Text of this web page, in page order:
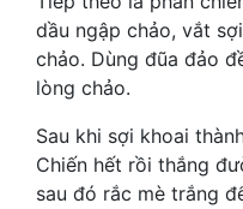
dầu ngập chảo, vắt
chảo. Dùng đũa đảo
lòng chảo.
Sau khi sợi khoai
Chiến hết rồi thắng
sau đó rắc mè trắng